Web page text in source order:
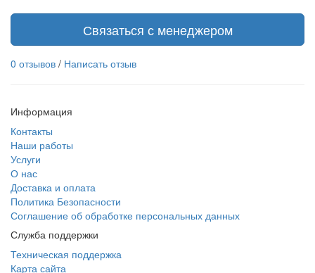
Связаться с менеджером
0 отзывов / Написать отзыв
Информация
Контакты
Наши работы
Услуги
О нас
Доставка и оплата
Политика Безопасности
Соглашение об обработке персональных данных
Служба поддержки
Техническая поддержка
Карта сайта